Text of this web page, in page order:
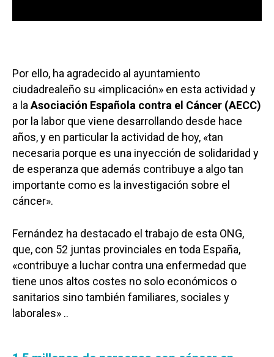
audio
Por ello, ha agradecido al ayuntamiento
ciudadrealeño su «implicación» en esta actividad y
a la Asociación Española contra el Cáncer (AECC)
por la labor que viene desarrollando desde hace
años, y en particular la actividad de hoy, «tan
necesaria porque es una inyección de solidaridad y
de esperanza que además contribuye a algo tan
importante como es la investigación sobre el
cáncer».
Fernández ha destacado el trabajo de esta ONG,
que, con 52 juntas provinciales en toda España,
«contribuye a luchar contra una enfermedad que
tiene unos altos costes no solo económicos o
sanitarios sino también familiares, sociales y
laborales» ..